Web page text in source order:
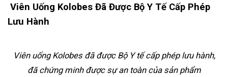
Viên Uống Kolobes Đã Được Bộ Y Tế Cấp Phép
Lưu Hành
Viên uống Kolobes đã được Bộ Y tế cấp phép lưu hành,
đã chứng minh được sự an toàn của sản phẩm